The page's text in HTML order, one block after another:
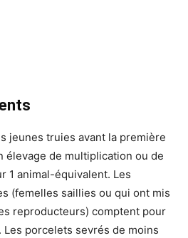
jeunes truies avant la première
élevage de multiplication ou de
1 animal-équivalent. Les
(femelles saillies ou qui ont mis
reproducteurs) comptent pour
porcelets sevrés de moins